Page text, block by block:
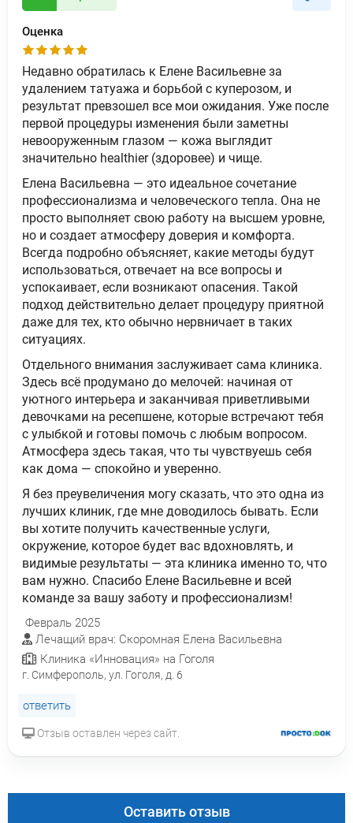
Оценка
Недавно обратилась к Елене Васильевне за
удалением татуажа и борьбой с куперозом, и
результат превзошел все мои ожидания. Уже после
первой процедуры изменения были заметны
невооруженным глазом — кожа выглядит
значительно healthier (здоровее) и чище.
Елена Васильевна — это идеальное сочетание
профессионализма и человеческого тепла. Она не
просто выполняет свою работу на высшем уровне,
но и создает атмосферу доверия и комфорта.
Всегда подробно объясняет, какие методы будут
использоваться, отвечает на все вопросы и
успокаивает, если возникают опасения. Такой
подход действительно делает процедуру приятной
даже для тех, кто обычно нервничает в таких
ситуациях.
Отдельного внимания заслуживает сама клиника.
Здесь всё продумано до мелочей: начиная от
уютного интерьера и заканчивая приветливыми
девочками на ресепшене, которые встречают тебя
с улыбкой и готовы помочь с любым вопросом.
Атмосфера здесь такая, что ты чувствуешь себя
как дома — спокойно и уверенно.
Я без преувеличения могу сказать, что это одна из
лучших клиник, где мне доводилось бывать. Если
вы хотите получить качественные услуги,
окружение, которое будет вас вдохновлять, и
видимые результаты — эта клиника именно то, что
вам нужно. Спасибо Елене Васильевне и всей
команде за вашу заботу и профессионализм!
Февраль 2025
Лечащий врач: Скоромная Елена Васильевна
Клиника «Инновация» на Гоголя
г. Симферополь, ул. Гоголя, д. 6
ответить
Отзыв оставлен через сайт.
Оставить отзыв